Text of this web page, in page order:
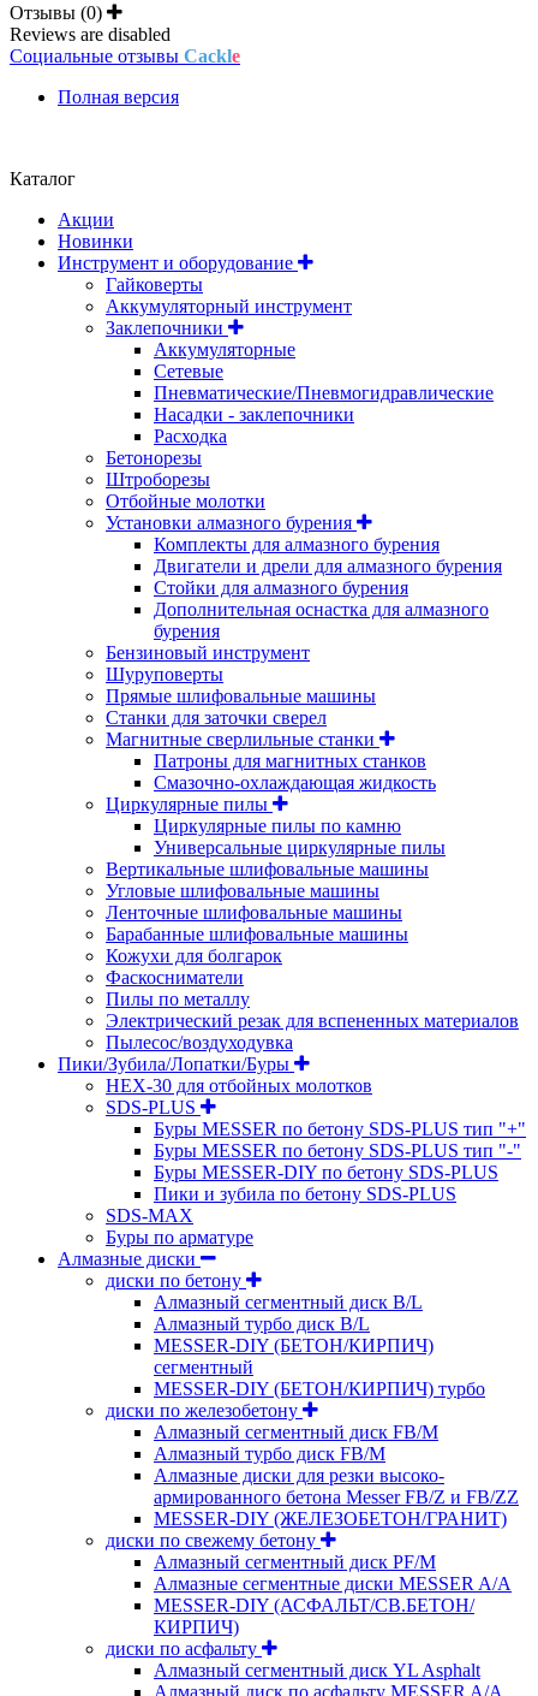
Отзывы (0)
Reviews are disabled
Социальные отзывы Cackle
Полная версия
Каталог
Акции
Новинки
Инструмент и оборудование
Гайковерты
Аккумуляторный инструмент
Заклепочники
Аккумуляторные
Сетевые
Пневматические/Пневмогидравлические
Насадки - заклепочники
Расходка
Бетонорезы
Штроборезы
Отбойные молотки
Установки алмазного бурения
Комплекты для алмазного бурения
Двигатели и дрели для алмазного бурения
Стойки для алмазного бурения
Дополнительная оснастка для алмазного
бурения
Бензиновый инструмент
Шуруповерты
Прямые шлифовальные машины
Станки для заточки сверел
Магнитные сверлильные станки
Патроны для магнитных станков
Смазочно-охлаждающая жидкость
Циркулярные пилы
Циркулярные пилы по камню
Универсальные циркулярные пилы
Вертикальные шлифовальные машины
Угловые шлифовальные машины
Ленточные шлифовальные машины
Барабанные шлифовальные машины
Кожухи для болгарок
Фаскосниматели
Пилы по металлу
Электрический резак для вспененных материалов
Пылесос/воздуходувка
Пики/Зубила/Лопатки/Буры
HEX-30 для отбойных молотков
SDS-PLUS
Буры MESSER по бетону SDS-PLUS тип "+"
Буры MESSER по бетону SDS-PLUS тип "-"
Буры MESSER-DIY по бетону SDS-PLUS
Пики и зубила по бетону SDS-PLUS
SDS-MAX
Буры по арматуре
Алмазные диски
диски по бетону
Алмазный сегментный диск B/L
Алмазный турбо диск B/L
MESSER-DIY (БЕТОН/КИРПИЧ)
сегментный
MESSER-DIY (БЕТОН/КИРПИЧ) турбо
диски по железобетону
Алмазный сегментный диск FB/M
Алмазный турбо диск FB/M
Алмазные диски для резки высоко-
армированного бетона Messer FB/Z и FB/ZZ
MESSER-DIY (ЖЕЛЕЗОБЕТОН/ГРАНИТ)
диски по свежему бетону
Алмазный сегментный диск PF/M
Алмазные сегментные диски MESSER A/A
MESSER-DIY (АСФАЛЬТ/СВ.БЕТОН/
КИРПИЧ)
диски по асфальту
Алмазный сегментный диск YL Asphalt
Алмазный диск по асфальту MESSER A/A